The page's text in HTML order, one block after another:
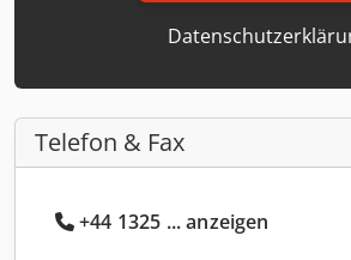
Telefon & Fax
+44 1325 ... anzeigen